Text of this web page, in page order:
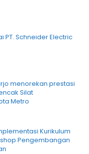
PT. Schneider Electric
menorekan prestasi
Silat
Metro
Kurikulum
Pengembangan